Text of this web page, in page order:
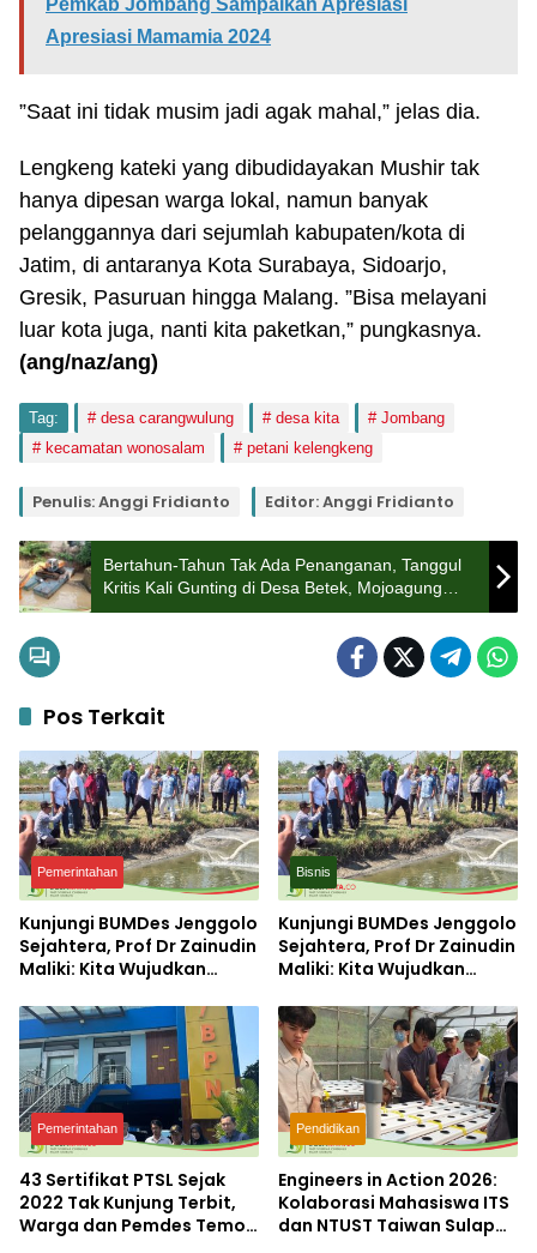
Apresiasi Mamamia 2024
”Saat ini tidak musim jadi agak mahal,” jelas dia.
Lengkeng kateki yang dibudidayakan Mushir tak
hanya dipesan warga lokal, namun banyak
pelanggannya dari sejumlah kabupaten/kota di
Jatim, di antaranya Kota Surabaya, Sidoarjo,
Gresik, Pasuruan hingga Malang. ”Bisa melayani
luar kota juga, nanti kita paketkan,” pungkasnya.
(ang/naz/ang)
Tag: desa carangwulung desa kita
Jombang
kecamatan wonosalam
petani kelengkeng
Penulis: Anggi Fridianto Editor: Anggi Fridianto
Bertahun-Tahun Tak Ada Penanganan, Tanggul
Kritis Kali Gunting di Desa Betek, Mojoagung
Jombang Akhirnya Diperbaiki
Pos Terkait
Pemerintahan
Kunjungi BUMDes Jenggolo
Sejahtera, Prof Dr Zainudin
Maliki: Kita Wujudkan
dengan Potensi Desa
Bisnis
Kunjungi BUMDes Jenggolo
Sejahtera, Prof Dr Zainudin
Maliki: Kita Wujudkan
dengan Potensi Desa
Pemerintahan
43 Sertifikat PTSL Sejak
2022 Tak Kunjung Terbit,
Warga dan Pemdes Temon
Pendidikan
Engineers in Action 2026:
Kolaborasi Mahasiswa ITS
dan NTUST Taiwan Sulap